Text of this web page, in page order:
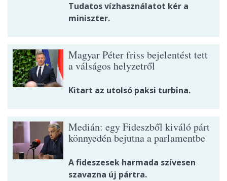
Tudatos vízhasználatot kér a
miniszter.
Magyar Péter friss bejelentést tett
a válságos helyzetről
Kitart az utolsó paksi turbina.
Medián: egy Fideszből kiváló párt
könnyedén bejutna a parlamentbe
A fideszesek harmada szívesen
szavazna új pártra.